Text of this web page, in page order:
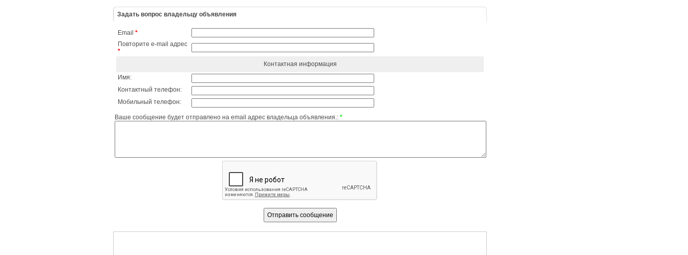
Задать вопрос владельцу объявления
Email *
Повторите e-mail адрес
*
Контактная информация
Имя:
Контактный телефон:
Мобильный телефон:
Ваше сообщение будет отправлено на email адрес владельца объявления.: *